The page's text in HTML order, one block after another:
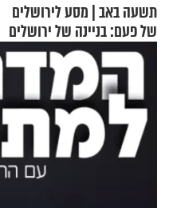
תשעה באב | מסע לירושלים
של פעם: בניינה של ירושלים